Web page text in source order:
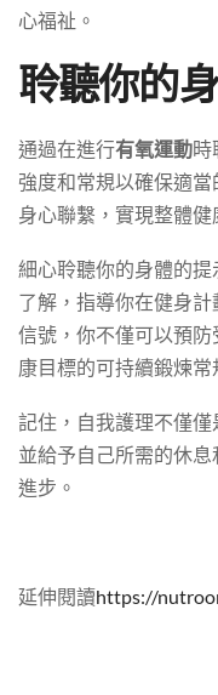
心福祉。
聆聽你的
通過在進行有氧運動時
強度和常規以確保適
身心聯繫，實現整體健
細心聆聽你的身體的
了解，指導你在健身
信號，你不僅可以預
康目標的可持續鍛煉常
記住，自我護理不僅
並給予自己所需的休
進步。
延伸閱讀https://